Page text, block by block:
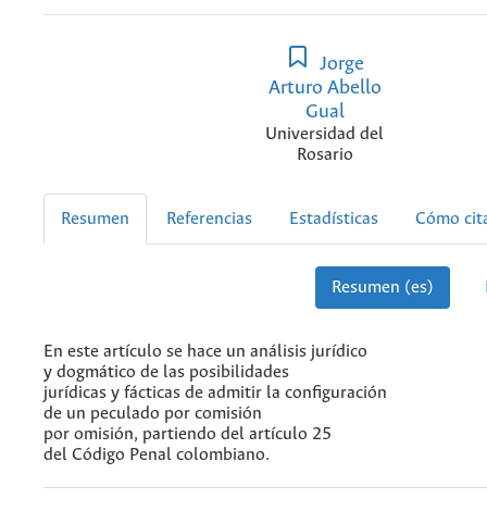
Jorge
Arturo Abello
Gual
Universidad del
Rosario
Resumen Referencias Estadísticas Cómo
Resumen (es)
En este artículo se hace un análisis jurídico
y dogmático de las posibilidades
jurídicas y fácticas de admitir la configuración
de un peculado por comisión
por omisión, partiendo del artículo 25
del Código Penal colombiano.